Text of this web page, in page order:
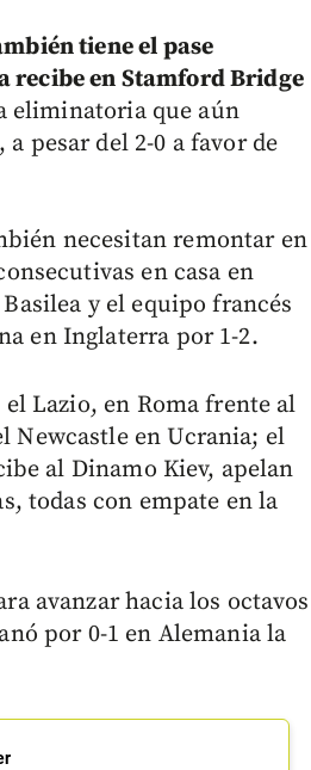
tiene el pase
recibe en Stamford Bridge
eliminatoria que aún
pesar del 2-0 a favor de
necesitan remontar en
en casa en
y el equipo francés
en Inglaterra por 1-2.
Lazio, en Roma frente al
Newcastle en Ucrania; el
al Dinamo Kiev, apelan
todas con empate en la
avanzar hacia los octavos
por 0-1 en Alemania la